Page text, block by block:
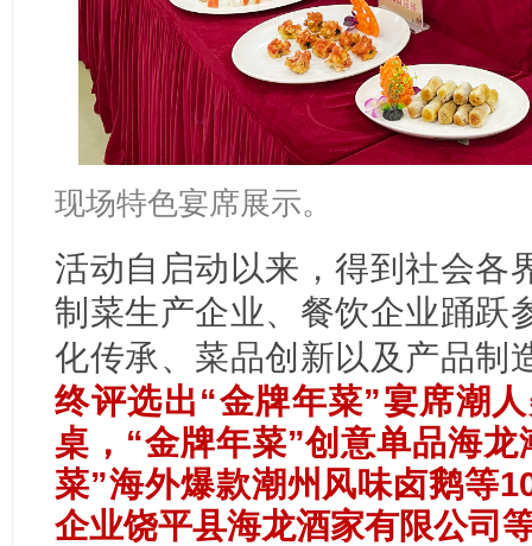
现场特色宴席展示。
活动自启动以来，得到社会各
制菜生产企业、餐饮企业踊跃
化传承、菜品创新以及产品制
终评选出“金牌年菜”宴席潮
桌，“金牌年菜”创意单品海
菜”海外爆款潮州风味卤鹅等
企业饶平县海龙酒家有限公司